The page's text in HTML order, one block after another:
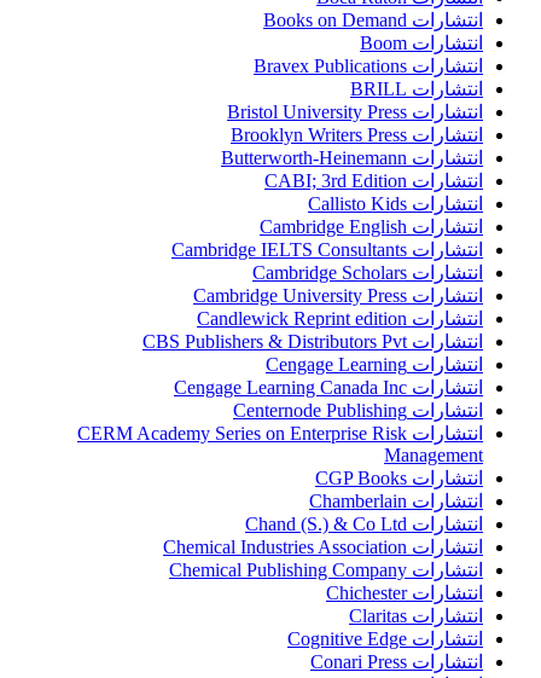
انتشارات Books on Demand
انتشارات Boom
انتشارات Bravex Publications
انتشارات BRILL
انتشارات Bristol University Press
انتشارات Brooklyn Writers Press
انتشارات Butterworth-Heinemann
انتشارات CABI; 3rd Edition
انتشارات Callisto Kids
انتشارات Cambridge English
انتشارات Cambridge IELTS Consultants
انتشارات Cambridge Scholars
انتشارات Cambridge University Press
انتشارات Candlewick Reprint edition
انتشارات CBS Publishers & Distributors Pvt
انتشارات Cengage Learning
انتشارات Cengage Learning Canada Inc
انتشارات Centernode Publishing
انتشارات CERM Academy Series on Enterprise Risk
Management
انتشارات CGP Books
انتشارات Chamberlain
انتشارات Chand (S.) & Co Ltd
انتشارات Chemical Industries Association
انتشارات Chemical Publishing Company
انتشارات Chichester
انتشارات Claritas
انتشارات Cognitive Edge
انتشارات Conari Press